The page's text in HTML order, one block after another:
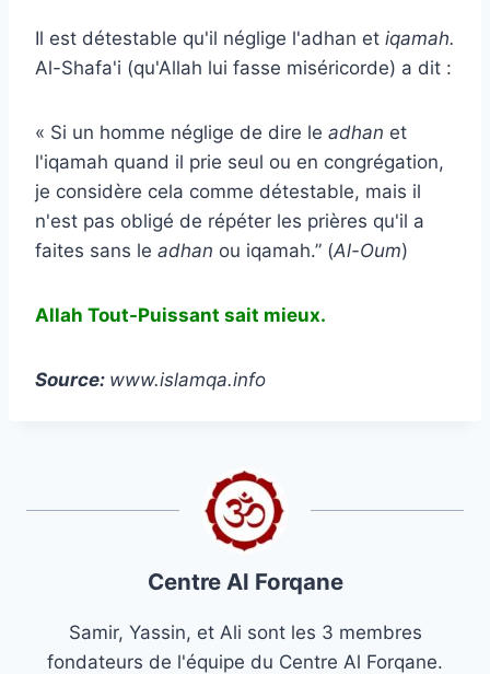
Il est détestable qu'il néglige l'adhan et iqamah.
Al-Shafa'i (qu'Allah lui fasse miséricorde) a dit :
« Si un homme néglige de dire le adhan et
l'iqamah quand il prie seul ou en congrégation,
je considère cela comme détestable, mais il
n'est pas obligé de répéter les prières qu'il a
faites sans le adhan ou iqamah.” (Al-Oum)
Allah Tout-Puissant sait mieux.
Source: www.islamqa.info
Centre Al Forqane
Samir, Yassin, et Ali sont les 3 membres
fondateurs de l'équipe du Centre Al Forqane.